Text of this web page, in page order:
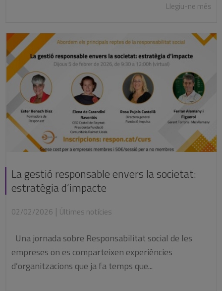
Llegiu-ne més
La gestió responsable envers la societat:
estratègia d’impacte
02/02/2026 | Últimes notícies
Una jornada sobre Responsabilitat social de les
empreses on es comparteixen experiències
d’organitzacions que ja fa temps que...